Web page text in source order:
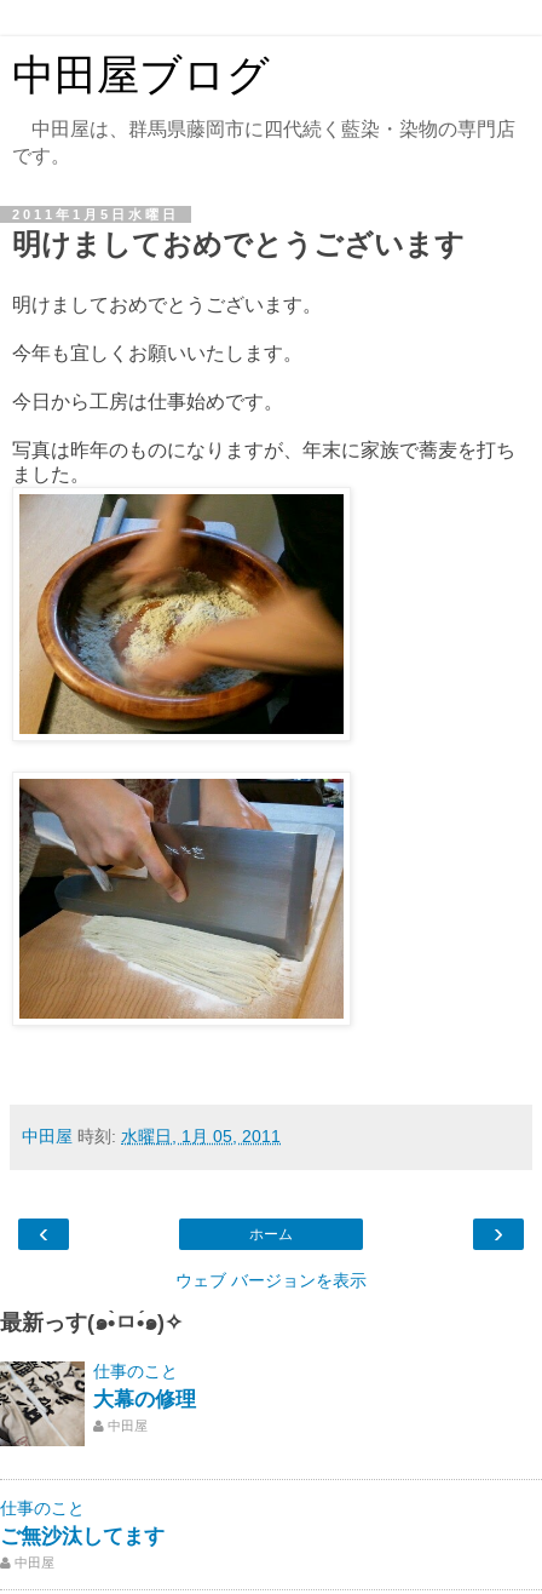
中田屋ブログ
中田屋は、群馬県藤岡市に四代続く藍染・染物の専門店
です。
2011年1月5日水曜日
明けましておめでとうございます
明けましておめでとうございます。
今年も宜しくお願いいたします。
今日から工房は仕事始めです。
写真は昨年のものになりますが、年末に家族で蕎麦を打ち
ました。
中田屋 時刻: 水曜日, 1月 05, 2011
‹ ›
ホーム
ウェブ バージョンを表示
最新っす(๑•̀ㅁ•́๑)✧
仕事のこと
大幕の修理
中田屋
仕事のこと
ご無沙汰してます
中田屋